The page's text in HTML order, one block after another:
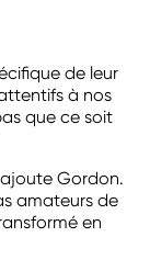
de leur
à nos
que ce soit
Gordon.
amateurs de
en